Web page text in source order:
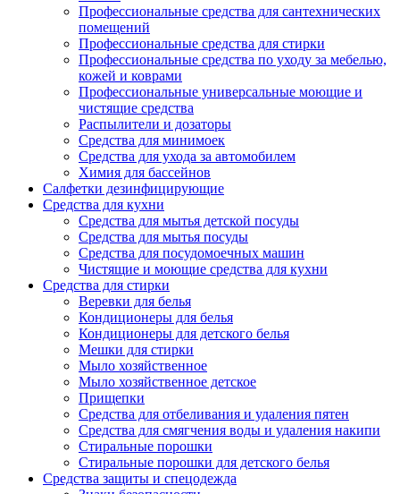
Профессиональные средства для сантехнических
помещений
Профессиональные средства для стирки
Профессиональные средства по уходу за мебелью,
кожей и коврами
Профессиональные универсальные моющие и
чистящие средства
Распылители и дозаторы
Средства для минимоек
Средства для ухода за автомобилем
Химия для бассейнов
Салфетки дезинфицирующие
Средства для кухни
Средства для мытья детской посуды
Средства для мытья посуды
Средства для посудомоечных машин
Чистящие и моющие средства для кухни
Средства для стирки
Веревки для белья
Кондиционеры для белья
Кондиционеры для детского белья
Мешки для стирки
Мыло хозяйственное
Мыло хозяйственное детское
Прищепки
Средства для отбеливания и удаления пятен
Средства для смягчения воды и удаления накипи
Стиральные порошки
Стиральные порошки для детского белья
Средства защиты и спецодежда